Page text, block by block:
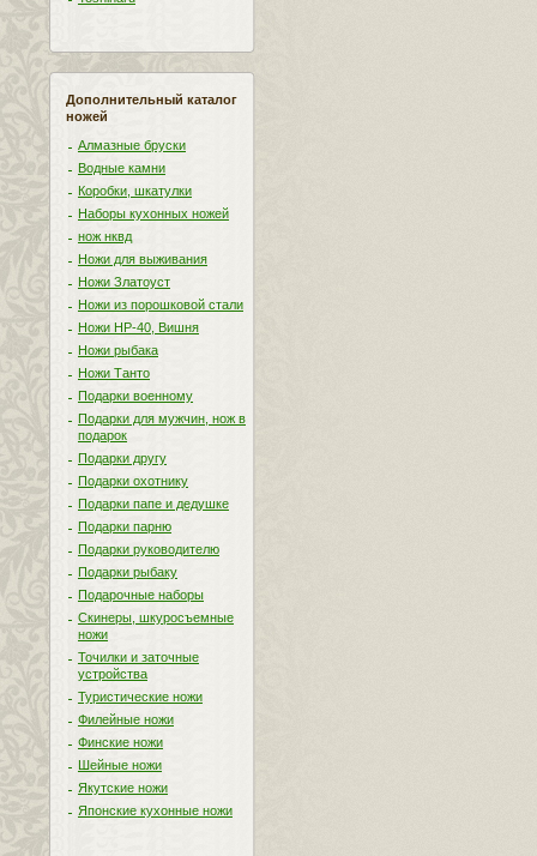
Дополнительный каталог
ножей
Алмазные бруски
Водные камни
Коробки, шкатулки
Наборы кухонных ножей
нож нквд
Ножи для выживания
Ножи Златоуст
Ножи из порошковой стали
Ножи НР-40, Вишня
Ножи рыбака
Ножи Танто
Подарки военному
Подарки для мужчин, нож в
подарок
Подарки другу
Подарки охотнику
Подарки папе и дедушке
Подарки парню
Подарки руководителю
Подарки рыбаку
Подарочные наборы
Скинеры, шкуросъемные
ножи
Точилки и заточные
устройства
Туристические ножи
Филейные ножи
Финские ножи
Шейные ножи
Якутские ножи
Японские кухонные ножи